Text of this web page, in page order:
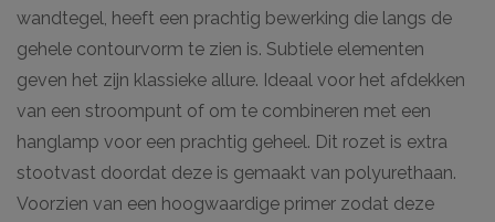
wandtegel, heeft een prachtig bewerking die langs de
gehele contourvorm te zien is. Subtiele elementen
geven het zijn klassieke allure. Ideaal voor het afdekken
van een stroompunt of om te combineren met een
hanglamp voor een prachtig geheel. Dit rozet is extra
stootvast doordat deze is gemaakt van polyurethaan.
Voorzien van een hoogwaardige primer zodat deze